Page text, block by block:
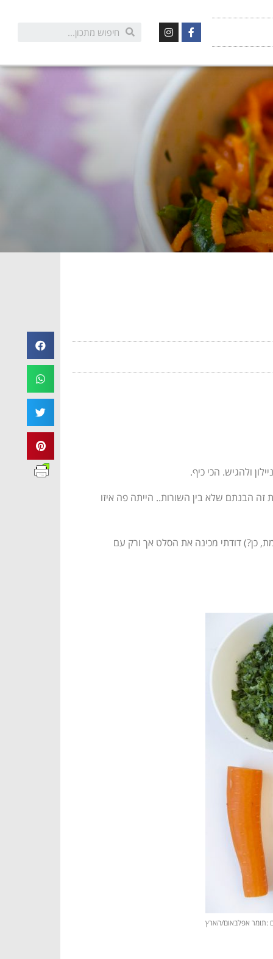
ולהגיש. הכי כיף.
זה הבנתם שלא בין השורות.. הייתה פה איזו
כן?) דודתי מכינה את הסלט אך ורק עם
:תומר אפלבאום/הארץ